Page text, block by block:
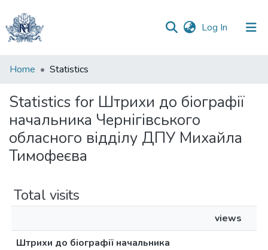
Log In (current)
Communities
Collections
All of DSpace
Home Statistics
Statistics for Штрихи до біографії
начальника Чернігівського
обласного відділу ДПУ Михайла
Тимофеєва
Total visits
views
Штрихи до біографії начальника